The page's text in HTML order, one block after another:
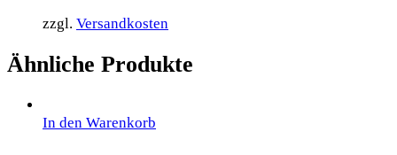
zzgl. Versandkosten
Ähnliche Produkte
In den Warenkorb